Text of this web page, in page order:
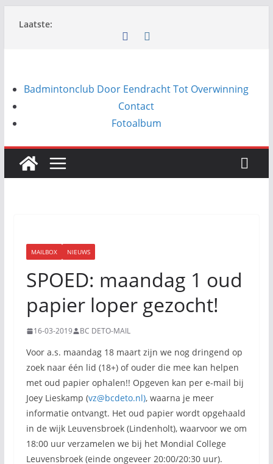
naar
Laatste:
Badmintonclub Door Eendracht Tot Overwinning
Contact
Fotoalbum
MAILBOX NIEUWS
SPOED: maandag 1 oud
papier loper gezocht!
16-03-2019 BC DETO-MAIL
Voor a.s. maandag 18 maart zijn we nog dringend op
zoek naar één lid (18+) of ouder die mee kan helpen
met oud papier ophalen!! Opgeven kan per e-mail bij
Joey Lieskamp (vz@bcdeto.nl), waarna je meer
informatie ontvangt. Het oud papier wordt opgehaald
in de wijk Leuvensbroek (Lindenholt), waarvoor we om
18:00 uur verzamelen we bij het Mondial College
Leuvensbroek (einde ongeveer 20:00/20:30 uur).